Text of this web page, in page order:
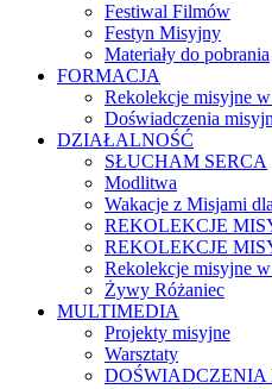
Festiwal Filmów
Festyn Misyjny
Materiały do pobrania
FORMACJA
Rekolekcje misyjne w
Doświadczenia
DZIAŁALNOŚĆ
SŁUCHAM SERCA
Modlitwa
Wakacje z Misjami
REKOLEKCJE
REKOLEKCJE
Rekolekcje misyjne w
Żywy Różaniec
MULTIMEDIA
Projekty misyjne
Warsztaty
DOŚWIADCZENIA